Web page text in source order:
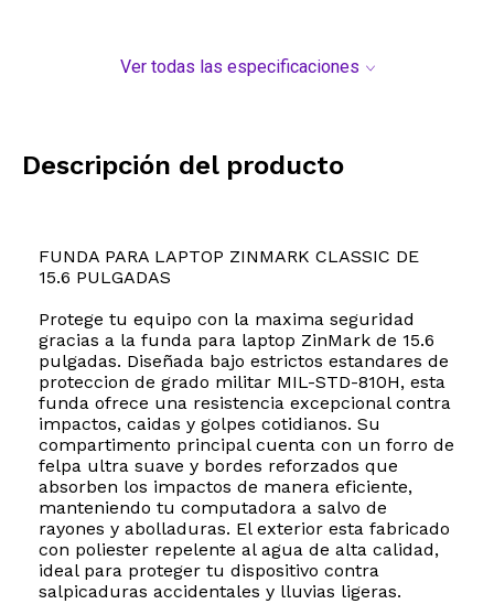
Ver todas las especificaciones
Descripción del producto
FUNDA PARA LAPTOP ZINMARK CLASSIC DE
15.6 PULGADAS
Protege tu equipo con la maxima seguridad
gracias a la funda para laptop ZinMark de 15.6
pulgadas. Diseñada bajo estrictos estandares de
proteccion de grado militar MIL-STD-810H, esta
funda ofrece una resistencia excepcional contra
impactos, caidas y golpes cotidianos. Su
compartimento principal cuenta con un forro de
felpa ultra suave y bordes reforzados que
absorben los impactos de manera eficiente,
manteniendo tu computadora a salvo de
rayones y abolladuras. El exterior esta fabricado
con poliester repelente al agua de alta calidad,
ideal para proteger tu dispositivo contra
salpicaduras accidentales y lluvias ligeras.